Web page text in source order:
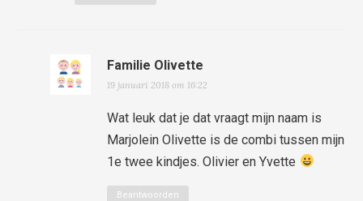
Familie Olivette
19 januari 2018 om 16:22
Wat leuk dat je dat vraagt mijn naam is
Marjolein Olivette is de combi tussen mijn
1e twee kindjes. Olivier en Yvette
Beantwoorden